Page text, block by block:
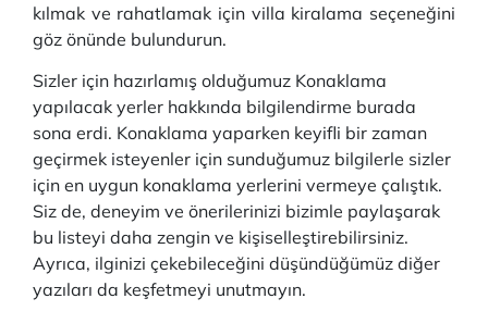
kılmak ve rahatlamak için villa kiralama seçeneğini
göz önünde bulundurun.
Sizler için hazırlamış olduğumuz Konaklama
yapılacak yerler hakkında bilgilendirme burada
sona erdi. Konaklama yaparken keyifli bir zaman
geçirmek isteyenler için sunduğumuz bilgilerle sizler
için en uygun konaklama yerlerini vermeye çalıştık.
Siz de, deneyim ve önerilerinizi bizimle paylaşarak
bu listeyi daha zengin ve kişiselleştirebilirsiniz.
Ayrıca, ilginizi çekebileceğini düşündüğümüz diğer
yazıları da keşfetmeyi unutmayın.